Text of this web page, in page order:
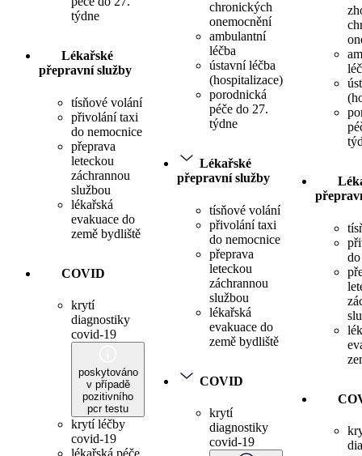
týdne
Lékařské
přepravní služby
tísňové volání
přivolání taxi
do nemocnice
přeprava
leteckou
záchrannou
službou
lékařská
evakuace do
země bydliště
COVID
krytí
diagnostiky
covid-19
poskytováno
v případě
pozitivního
pcr testu
krytí léčby
covid-19
chronických
onemocnění
ambulantní
léčba
ústavní léčba
(hospitalizace)
porodnická
péče do 27.
týdne
Lékařské
přepravní služby
tísňové volání
přivolání taxi
do nemocnice
přeprava
leteckou
záchrannou
službou
lékařská
evakuace do
země bydliště
COVID
krytí
diagnostiky
covid-19